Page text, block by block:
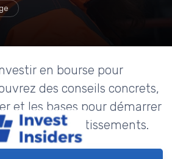
en bourse pour
des conseils concrets,
et les bases pour démarrer
investissements.